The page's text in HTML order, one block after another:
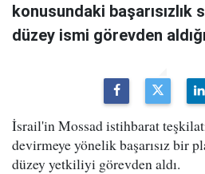
konusundaki başarısızlık
düzey ismi görevden
İsrail'in Mossad istihbarat
devirmeye yönelik başarısız bir
düzey yetkiliyi görevden aldı.